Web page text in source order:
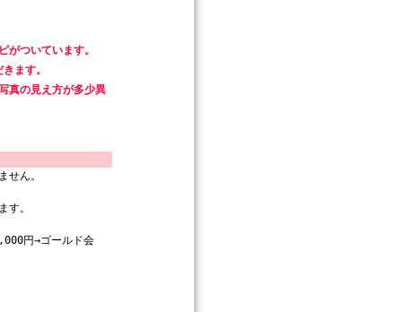
ついています。
ます。
真の見え方が多少異
せん。
す。
円→ゴールド会